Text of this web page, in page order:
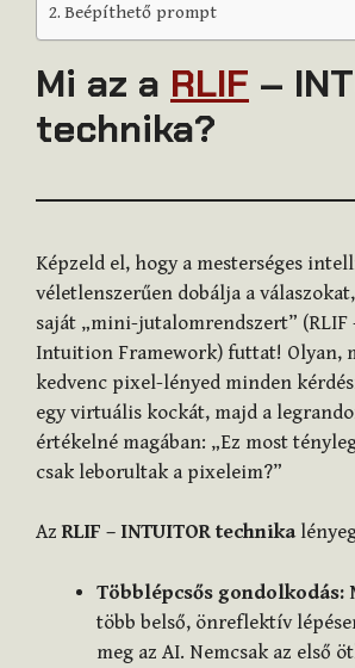
Beépíthető prompt
Mi az a RLIF –
technika?
Képzeld el, hogy a mesterséges
véletlenszerűen dobálja a
saját „mini-jutalomrendszert” (RLIF
Intuition Framework) futtat! Olyan,
kedvenc pixel-lényed minden
egy virtuális kockát, majd a
értékelné magában: „Ez most
csak leborultak a pixeleim?”
Az RLIF – INTUITOR technika
Többlépcsős gondolkodás:
több belső, önreflektív
meg az AI. Nemcsak az első